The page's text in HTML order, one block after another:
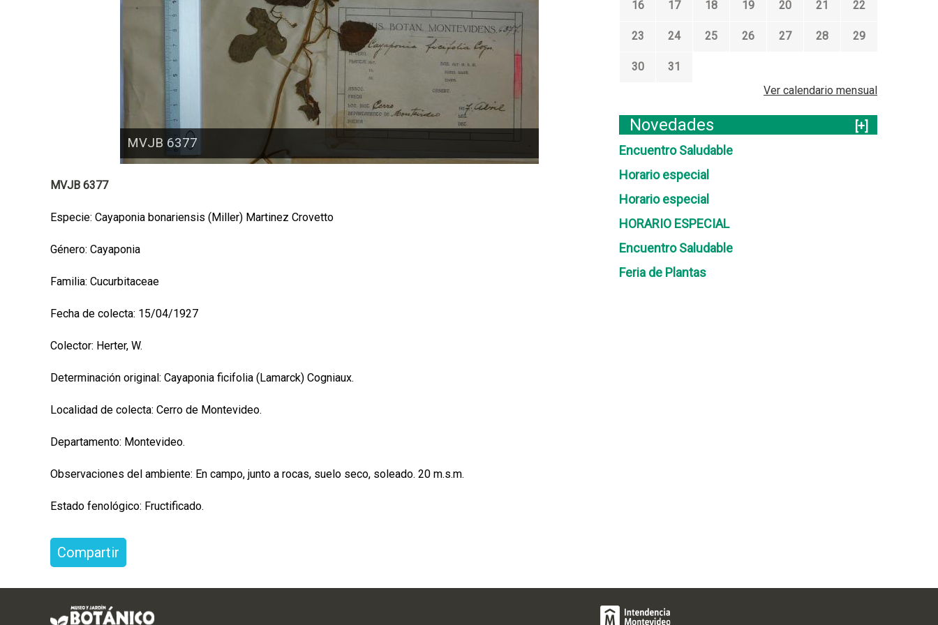
MVJB 6377
MVJB 6377
Especie: Cayaponia bonariensis (Miller) Martinez Crovetto
Género: Cayaponia
Familia: Cucurbitaceae
Fecha de colecta: 15/04/1927
Colector: Herter, W.
Determinación original: Cayaponia ficifolia (Lamarck) Cogniaux.
Localidad de colecta: Cerro de Montevideo.
Departamento: Montevideo.
Observaciones del ambiente: En campo, junto a rocas, suelo seco, soleado. 20 m.s.m.
Estado fenológico: Fructificado.
Compartir
16 17 18 19 20 21 22
23 24 25 26 27 28 29
30
31
Ver calendario mensual
Novedades
[+]
Encuentro Saludable
Horario especial
Horario especial
HORARIO ESPECIAL
Encuentro Saludable
Feria de Plantas